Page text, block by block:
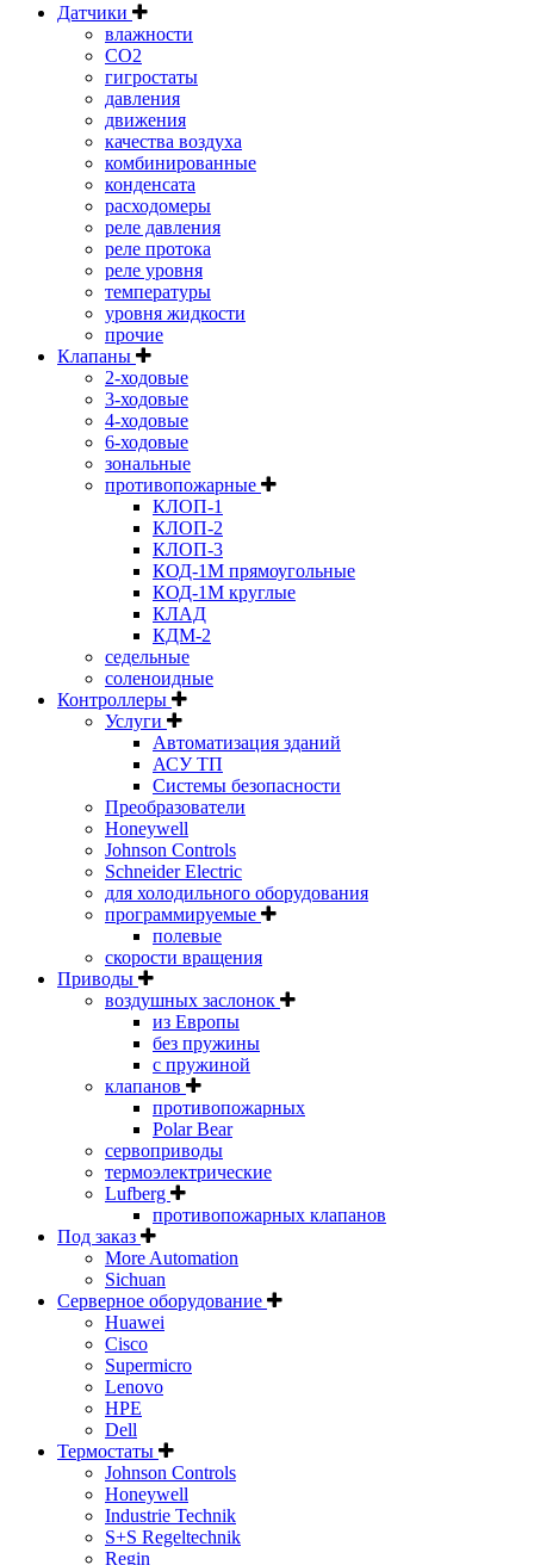
Датчики
влажности
CO2
гигростаты
давления
движения
качества воздуха
комбинированные
конденсата
расходомеры
реле давления
реле протока
реле уровня
температуры
уровня жидкости
прочие
Клапаны
2-ходовые
3-ходовые
4-ходовые
6-ходовые
зональные
противопожарные
КЛОП-1
КЛОП-2
КЛОП-3
КОД-1М прямоугольные
КОД-1М круглые
КЛАД
КДМ-2
седельные
соленоидные
Контроллеры
Услуги
Автоматизация зданий
АСУ ТП
Системы безопасности
Преобразователи
Honeywell
Johnson Controls
Schneider Electric
для холодильного оборудования
программируемые
полевые
скорости вращения
Приводы
воздушных заслонок
из Европы
без пружины
с пружиной
клапанов
противопожарных
Polar Bear
сервоприводы
термоэлектрические
Lufberg
противопожарных клапанов
Под заказ
More Automation
Sichuan
Серверное оборудование
Huawei
Cisco
Supermicro
Lenovo
HPE
Dell
Термостаты
Johnson Controls
Honeywell
Industrie Technik
S+S Regeltechnik
Regin